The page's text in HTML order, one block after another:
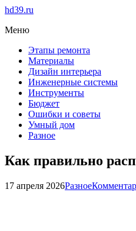
hd39.ru
Меню
Этапы ремонта
Материалы
Дизайн интерьера
Инженерные системы
Инструменты
Бюджет
Ошибки и советы
Умный дом
Разное
Как правильно
17 апреля 2026Разное